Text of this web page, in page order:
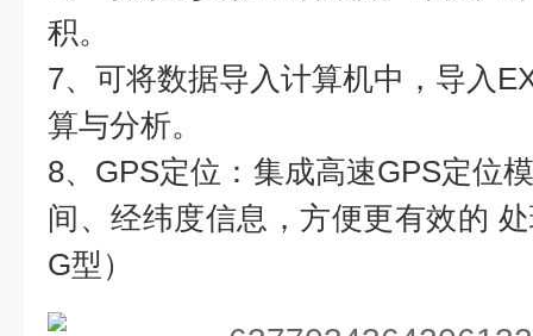
积。
7、可将数据导入计算机中，导入
算与分析。
8、GPS定位：集成高速GPS定位
间、经纬度信息，方便更有效的
G型）